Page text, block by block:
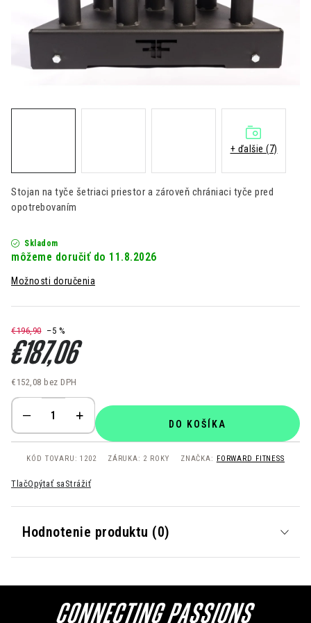
Moja objednávka Hodnotenie obchodu
Stojan na tyče šetriaci priestor a zároveň chrániaci tyče pred
opotrebovaním
Skladom
11.8.2026
Možnosti doručenia
€196,90 –5 %
€187,06
€152,08 bez DPH
Jednotková cena:
DO KOŠÍKA
KÓD TOVARU: 1202 ZÁRUKA: 2 ROKY ZNAČKA: FORWARD FITNESS
TlačOpýtať sa Strážiť
+ ďalšie (7)
Hodnotenie produktu (0)